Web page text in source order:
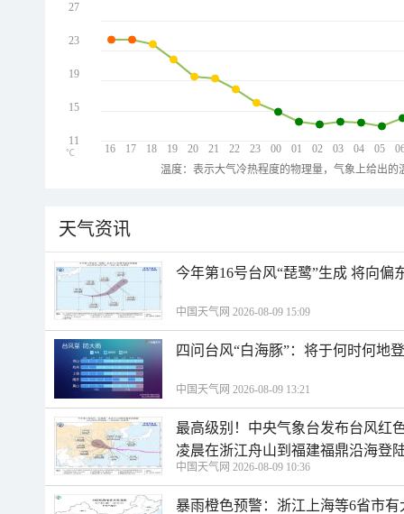
16 17 18 19 20 21 22 23 00 01 02 03 04 05
27
23
19
15
11
℃
温度：表示大气冷热程度的物理量，气象上给出
天气资讯
今年第16号台风“琵鹭”生成 将向偏
中国天气网 2026-08-09 15:09
四问台风“白海豚”：将于何时何地
中国天气网 2026-08-09 13:21
最高级别！中央气象台发布台风红
凌晨在浙江舟山到福建福鼎沿海登
中国天气网 2026-08-09 10:36
暴雨橙色预警：浙江上海等6省市